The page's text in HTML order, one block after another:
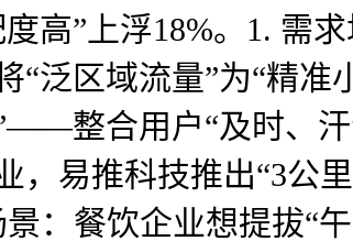
度高”上浮18%。1. 需
“泛区域流量”为“精
整合用户“及时、
，易推科技推出“3公
景：餐饮企业想提拔“